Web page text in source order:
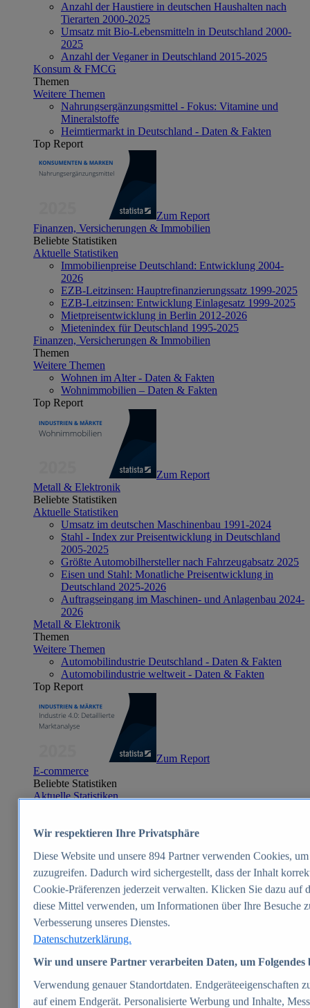
Anzahl der Haustiere in deutschen Haushalten nach
Tierarten 2000-2025
Umsatz mit Bio-Lebensmitteln in Deutschland 2000-
2025
Anzahl der Veganer in Deutschland 2015-2025
Konsum & FMCG
Themen
Weitere Themen
Nahrungsergänzungsmittel - Fokus: Vitamine und
Mineralstoffe
Heimtiermarkt in Deutschland - Daten & Fakten
Top Report
Zum Report
Finanzen, Versicherungen & Immobilien
Beliebte Statistiken
Aktuelle Statistiken
Immobilienpreise Deutschland: Entwicklung 2004-
2026
EZB-Leitzinsen: Hauptrefinanzierungssatz 1999-2025
EZB-Leitzinsen: Entwicklung Einlagesatz 1999-2025
Mietpreisentwicklung in Berlin 2012-2026
Mietenindex für Deutschland 1995-2025
Finanzen, Versicherungen & Immobilien
Themen
Weitere Themen
Wohnen im Alter - Daten & Fakten
Wohnimmobilien – Daten & Fakten
Top Report
Zum Report
Metall & Elektronik
Beliebte Statistiken
Aktuelle Statistiken
Umsatz im deutschen Maschinenbau 1991-2024
Stahl - Index zur Preisentwicklung in Deutschland
2005-2025
Größte Automobilhersteller nach Fahrzeugabsatz 2025
Eisen und Stahl: Monatliche Preisentwicklung in
Deutschland 2025-2026
Auftragseingang im Maschinen- und Anlagenbau 2024-
2026
Metall & Elektronik
Themen
Weitere Themen
Automobilindustrie Deutschland - Daten & Fakten
Automobilindustrie weltweit - Daten & Fakten
Top Report
Zum Report
E-commerce
Beliebte Statistiken
Aktuelle Statistiken
Umsatz von Amazon in Deutschland und weltweit
B2C-E-Commerce: Top-50 Online Shops in
Deutschland 2024
Marktanteile von Online-Zahlungsverfahren in
Deutschland 2024
Umsatzstarke Warengruppen im Online-Handel in
Deutschland 2023-2025
E-commerce
Themen
Weitere Themen
E-Commerce weltweit - Daten & Fakten
KI im E-Commerce - Daten & Fakten
Top Report
Wir respektieren Ihre Privatsphäre
Diese Website und unsere 894 Partner verwenden Cookies,
zuzugreifen. Dadurch wird sichergestellt, dass der Inhalt
Cookie-Präferenzen jederzeit verwalten. Klicken Sie dazu
diese Mittel verwenden, um Informationen über Ihre Besuche
Verbesserung unseres Dienstes.
Datenschutzerklärung.
Wir und unsere Partner verarbeiten Daten, um Folgendes
Verwendung genauer Standortdaten.
auf einem Endgerät. Personalisierte Werbung und Inhalte,